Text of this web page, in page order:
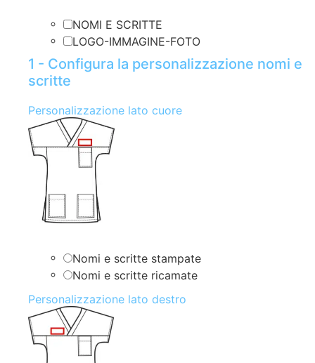
NOMI E SCRITTE
LOGO-IMMAGINE-FOTO
1 - Configura la personalizzazione nomi e
scritte
Personalizzazione lato cuore
Nomi e scritte stampate
Nomi e scritte ricamate
Personalizzazione lato destro